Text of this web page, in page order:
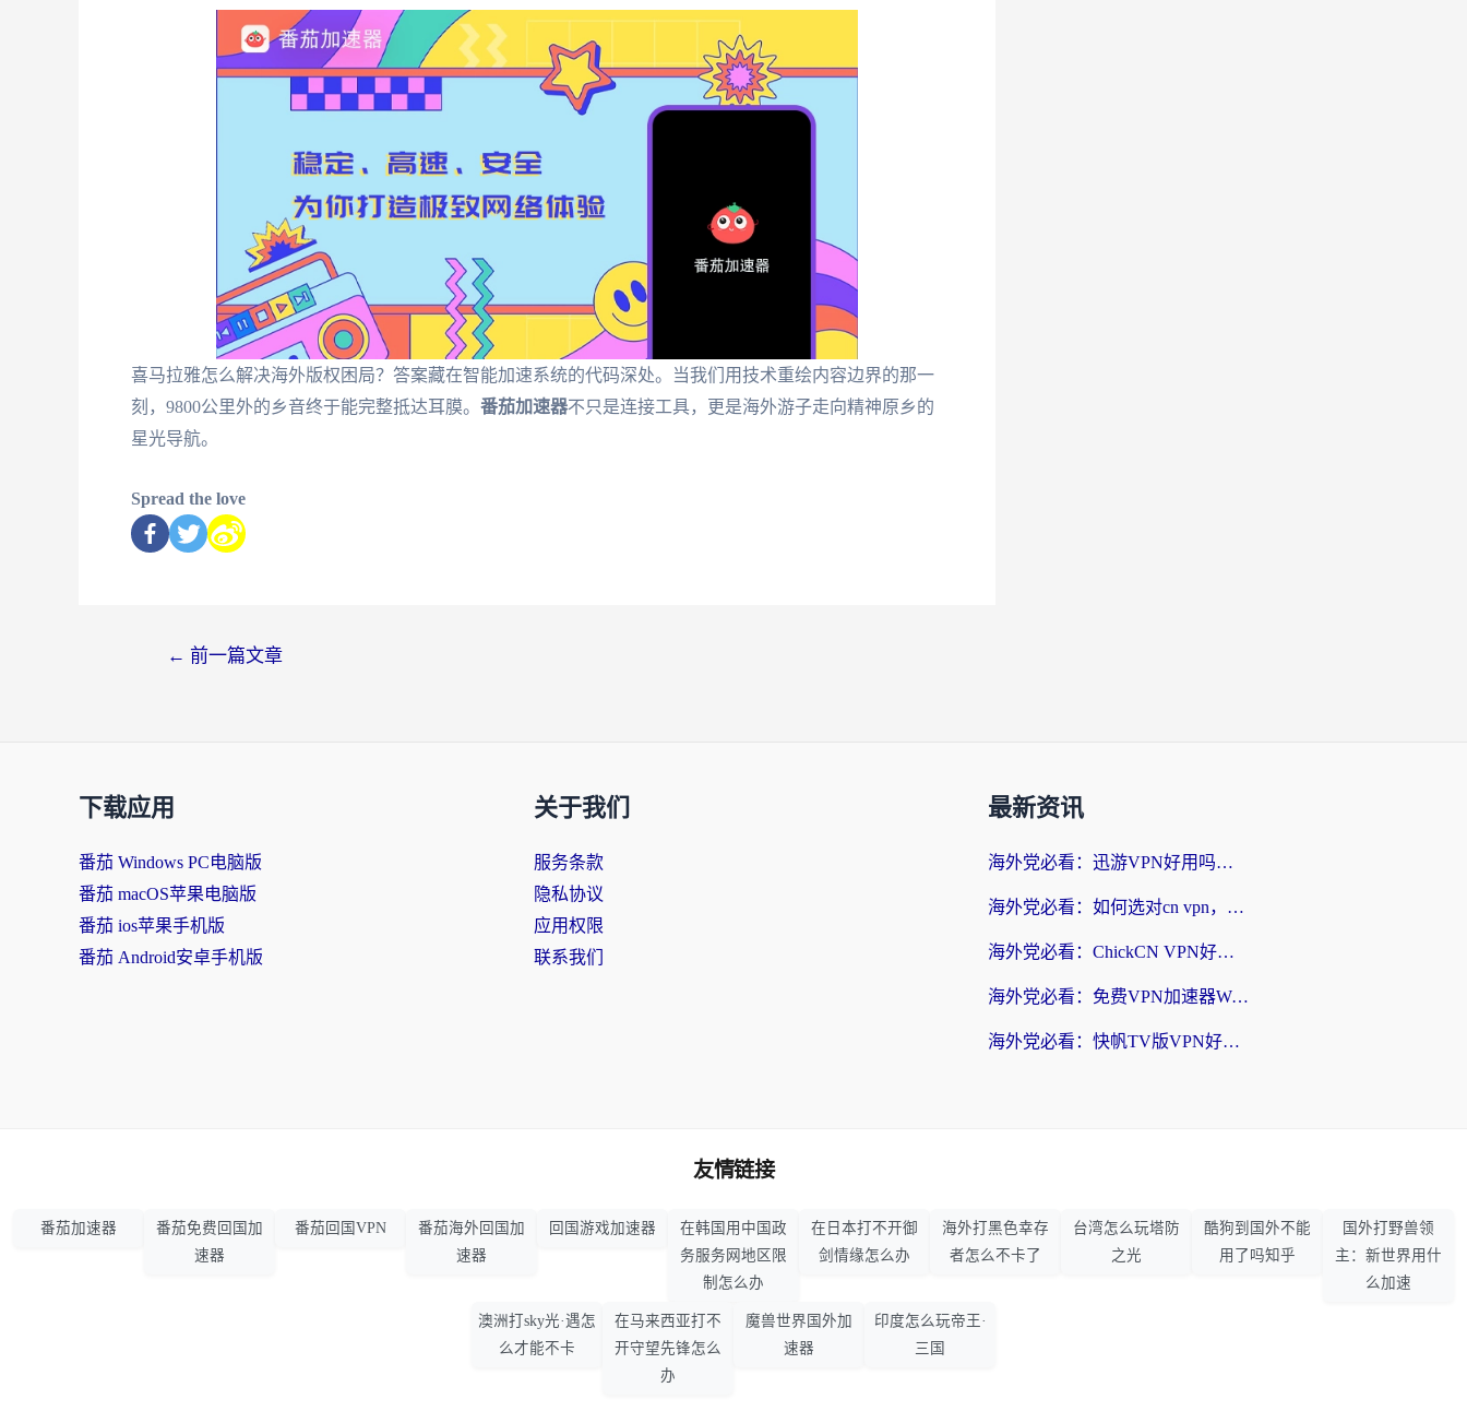
喜马拉雅怎么解决海外版权困局？答案藏在智能加速系统的代码深处。当我们用技术重绘内容边界的那一
刻，9800公里外的乡音终于能完整抵达耳膜。 番茄加速器不只是连接工具，更是海外游子走向精神原乡的
星光导航。
Spread the love
← 前一篇文章
下载应用
番茄 Windows PC电脑版
番茄 macOS苹果电脑版
番茄 ios苹果手机版
番茄 Android安卓手机版
关于我们
服务条款
隐私协议
应用权限
联系我们
最新资讯
海外党必看：迅游VPN好用吗？和番茄加速器VPN对比哪个回国效果更好？
海外党必看：如何选对cn vpn，轻松解锁国内影音游戏？
海外党必看：ChickCN VPN好用吗？和星河VPN对比哪个回国效果更好？附真实体验+避坑指南
海外党必看：免费VPN加速器Windows版怎么选？附真实测评与无缝访问国内资源指南
海外党必看：快帆TV版VPN好用吗？和hi龟龟VPN对比哪个回国效果更好？附免费加速器选择指南
友情链接
番茄加速器
番茄免费回国加
速器
番茄回国VPN
番茄海外回国加
速器
回国游戏加速器
在韩国用中国政
务服务网地区限
制怎么办
在日本打不开御
剑情缘怎么办
海外打黑色幸存
者怎么不卡了
台湾怎么玩塔防
之光
酷狗到国外不能
用了吗知乎
国外打野兽领
主：新世界用什
么加速
澳洲打sky光·遇怎
么才能不卡
在马来西亚打不
开守望先锋怎么
办
魔兽世界国外加
速器
印度怎么玩帝王·
三国